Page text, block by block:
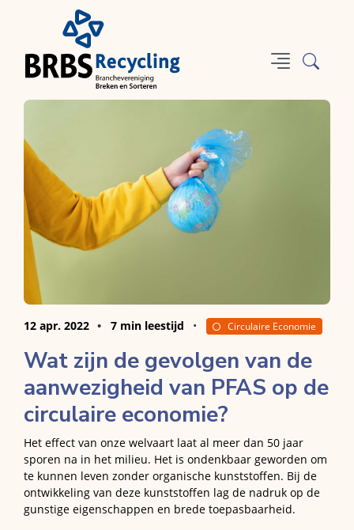
12 apr. 2022 7 min leestijd Circulaire Economie
Wat zijn de gevolgen van de
aanwezigheid van PFAS op de
circulaire economie?
Het effect van onze welvaart laat al meer dan 50 jaar
sporen na in het milieu. Het is ondenkbaar geworden om
te kunnen leven zonder organische kunststoffen. Bij de
ontwikkeling van deze kunststoffen lag de nadruk op de
gunstige eigenschappen en brede toepasbaarheid.